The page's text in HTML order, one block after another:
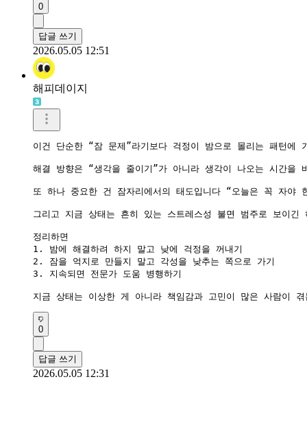
0
답글 쓰기
2026.05.05 12:51
해피데이지
이건 단순한 “잠 문제”라기보다 걱정이 밤으로 몰리는 패턴
해결 방향은 “생각을 줄이기”가 아니라 생각이 나오는 시간
또 하나 중요한 건 잠자리에서의 태도입니다 “오늘은 꼭 자야
그리고 지금 상태는 흔히 있는 스트레스성 불면 범주로 보이
정리하면
1. 밤에 해결하려 하지 말고 낮에 걱정을 꺼내기
2. 잠을 억지로 만들지 말고 각성을 낮추는 쪽으로 가기
3. 지속되면 전문가 도움 병행하기
지금 상태는 이상한 게 아니라 책임감과 고민이 많은 사람이
0
답글 쓰기
2026.05.05 12:31